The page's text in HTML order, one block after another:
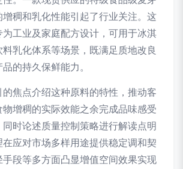
稠和乳化性能引起了行业关注。这
工业及家庭配方设计，可用于冰淇
乳化体系等场景，既满足质地改良
的持久保鲜能力。
焦点介绍这种原料的特性，推动客
物增稠的实际效能之余完成品味感受
时论述质量控制策略进行解读点明
应对市场多样用途提供稳定调和契
段等多方面凸显增值空间效果实现